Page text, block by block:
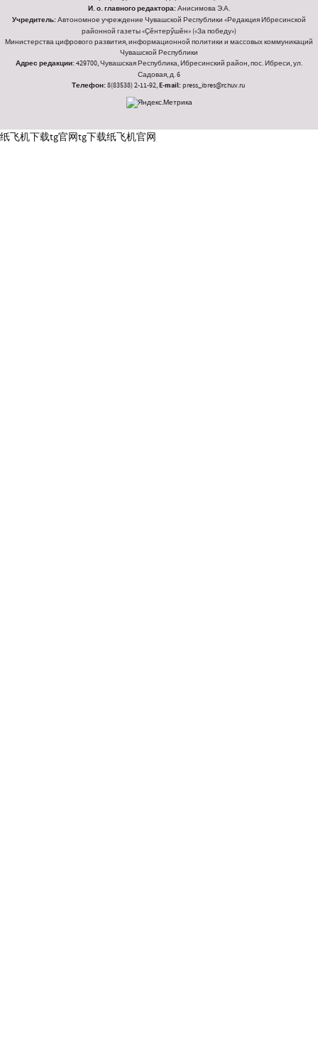
И. о. главного редактора:Анисимова Э.А.
Учредитель:Автономное учреждение Чувашской Республики «Редакция Ибресинской
районной газеты «Ҫӗнтерӳшӗн» («За победу»)
Министерства цифрового развития, информационной политики и массовых коммуникаций
Чувашской Республики
Адрес редакции:429700, Чувашская Республика, Ибресинский район, пос. Ибреси, ул.
Садовая, д. 6
Телефон:8(83538) 2-11-92,E-mail:press_ibres@rchuv.ru
纸飞机下载tg官网tg下载纸飞机官网